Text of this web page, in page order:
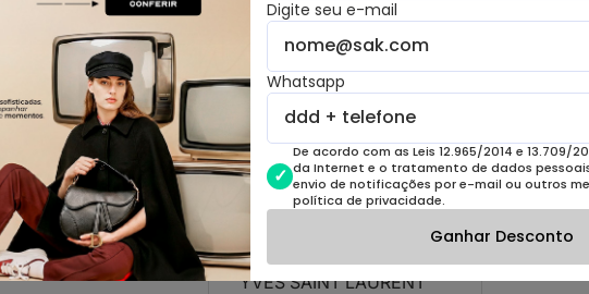
FENDI
HERMÈS
LOUIS VUITTON
PRADA
UGG
YVES SAINT LAURENT
Digite seu e-mail
Whatsapp
De acordo com as Leis 12.965/2014 e 13.709/
da Internet e o tratamento de dados
envio de notificações por e-mail ou outros
política de privacidade.
Ganhar Desconto